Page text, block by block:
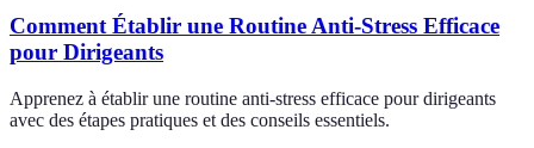
Comment Établir une Routine Anti-Stress Efficace
pour Dirigeants
Apprenez à établir une routine anti-stress efficace pour dirigeants
avec des étapes pratiques et des conseils essentiels.